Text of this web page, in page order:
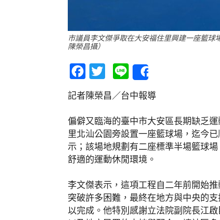
市議員李文傑爭取在大安福住里興建一座籃
陳榮昌攝）
Facebook
Twitter
Line
記者陳榮昌／台中報導
偏僻又臨海的臺中市大安區長期缺乏
里北汕公園旁設置一座籃球場，迄今
示；該場地規劃有二座標準半場籃球
舒適的運動休閒環境。
李文傑表示，這項工程自二年前開始
突破許多困難，最終在地方與中央的
以完成。他特別感謝立法院副院長江